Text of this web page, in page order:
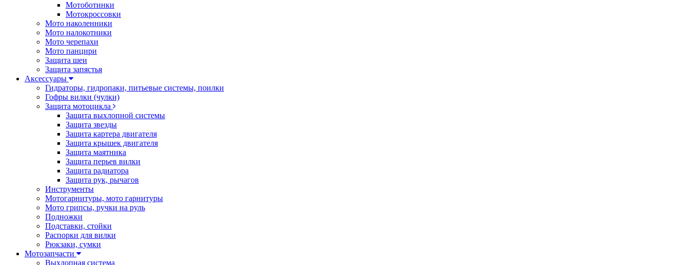
Мотоботинки
Мотокроссовки
Мото наколенники
Мото налокотники
Мото черепахи
Мото панцири
Защита шеи
Защита запястья
Аксессуары
Гидраторы, гидропаки, питьевые системы, поилки
Гофры вилки (чулки)
Защита мотоцикла
Защита выхлопной системы
Защита звезды
Защита картера двигателя
Защита крышек двигателя
Защита маятника
Защита перьев вилки
Защита радиатора
Защита рук, рычагов
Инструменты
Мотогарнитуры, мото гарнитуры
Мото грипсы, ручки на руль
Подножки
Подставки, стойки
Распорки для вилки
Рюкзаки, сумки
Мотозапчасти
Выхлопная система